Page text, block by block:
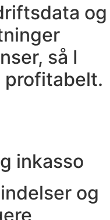
og
så I
inkasso
og